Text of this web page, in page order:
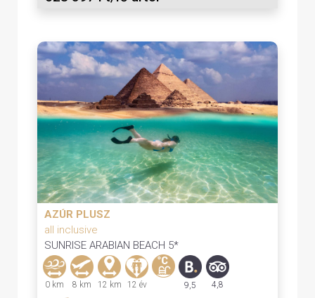
AZÚR PLUSZ
all inclusive
SUNRISE ARABIAN BEACH 5*
0 km 8 km 12 km 12 év 9,5 4,8